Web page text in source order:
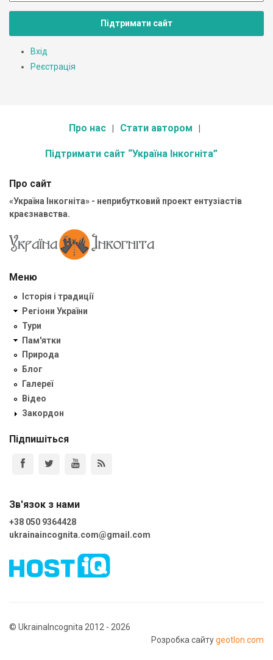
Підтримати сайт
Вхід
Реєстрація
Про нас Стати автором
Підтримати сайт “Україна Інкогніта”
Про сайт
«Україна Інкогніта» - неприбутковий проект ентузіастів
краєзнавства.
Меню
Історія і традиції
Регіони України
Тури
Пам'ятки
Природа
Блог
Галереї
Відео
Закордон
Підпишіться
Зв'язок з нами
+38 050 9364428
ukrainaincognita.com@gmail.com
© UkrainaIncognita 2012 - 2026
Розробка сайтуgeotlon.com